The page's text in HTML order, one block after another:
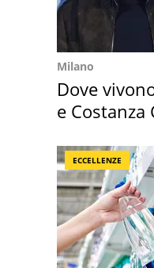
Milano
Dove
e Costanza
ECCELLENZE